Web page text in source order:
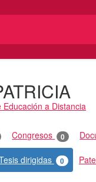
a Distancia
Congresos 0
dirigidas 0